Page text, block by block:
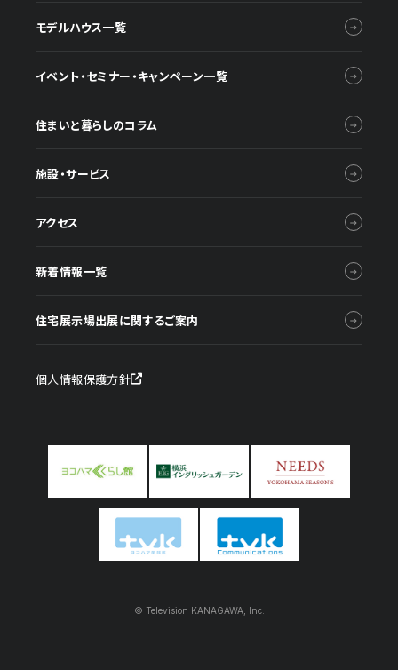
モデルハウス一覧
イベント・セミナー・キャンペーン一覧
住まいと暮らしのコラム
施設・サービス
アクセス
新着情報一覧
住宅展示場出展に関するご案内
個人情報保護方針
© Television KANAGAWA, Inc.